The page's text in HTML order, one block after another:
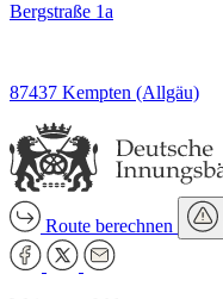
Bergstraße 1a
87437 Kempten (Allgäu)
Route berechnen